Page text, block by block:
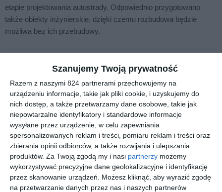
Szanujemy Twoją prywatność
Razem z naszymi 824 partnerami przechowujemy na
urządzeniu informacje, takie jak pliki cookie, i uzyskujemy do
nich dostęp, a także przetwarzamy dane osobowe, takie jak
niepowtarzalne identyfikatory i standardowe informacje
wysyłane przez urządzenie, w celu zapewniania
spersonalizowanych reklam i treści, pomiaru reklam i treści oraz
zbierania opinii odbiorców, a także rozwijania i ulepszania
produktów. Za Twoją zgodą my i nasi partnerzy możemy
wykorzystywać precyzyjne dane geolokalizacyjne i identyfikację
przez skanowanie urządzeń. Możesz kliknąć, aby wyrazić zgodę
na przetwarzanie danych przez nas i naszych partnerów
etapie projektowania autostrady. Odpowiednio przygotowano
także obiekty inżynierskie, dzięki czemu rozbudowa będzie
możliwa bez ich przebudowy.
Zapraszamy na zakupy
Spersonaliz
owana
bransoletka
sznurkowa -
Złote kółko
76 00
przejdź do
sklepu
Masywny
kociołek
indukcyjny
do
COMBIVAR(
R)
INDUCTION
NEO 5 litrów
375 49
przejdź do
sklepu
BURBERRY
0BE4323
38538G
869 00
przejdź do
sklepu
body czarne
(ILCE7CM2
B.CEC)
Raty 20x0%
przejdź do
sklepu